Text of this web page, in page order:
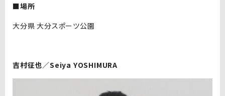
■場所
大分県 大分スポーツ公園
吉村征也／Seiya YOSHIMURA